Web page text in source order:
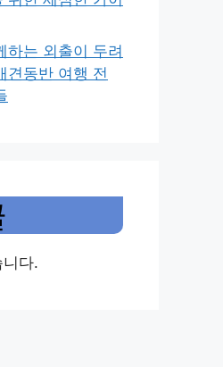
하는 외출이 두려
견동반 여행 전
다.